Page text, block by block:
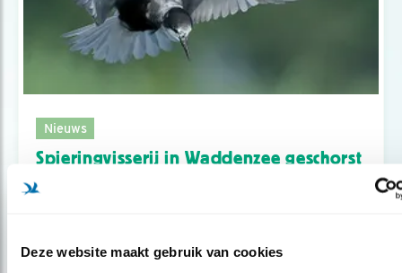
Deze website maakt gebruik van cookies
Nieuws
Spieringvisserij in Waddenzee geschorst